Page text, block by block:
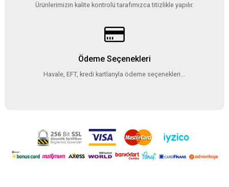
Ürünlerimizin kalite kontrolü tarafımızca titizlikle yapılır.
Ödeme Seçenekleri
Havale, EFT, kredi kartlarıyla ödeme seçenekleri...